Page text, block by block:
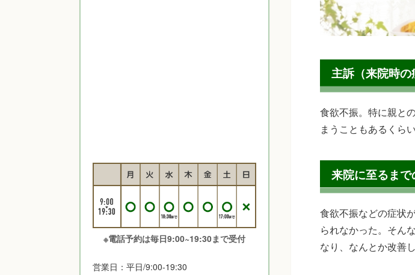
主訴（来院時の
食欲不振。特に親と
まうこともあるくら
来院に至るま
食欲不振などの症状
られなかった。そん
なり、なんとか改善
※電話予約は毎日9:00~19:30まで受付
営業日：平日/9:00-19:30